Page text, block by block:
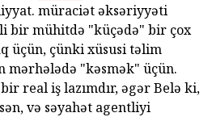
müraciət əksəriyyəti
bir mühitdə "küçədə" bir çox
üçün, çünki xüsusi təlim
mərhələdə "kəsmək" üçün.
real iş lazımdır, əgər Belə ki,
və səyahət agentliyi